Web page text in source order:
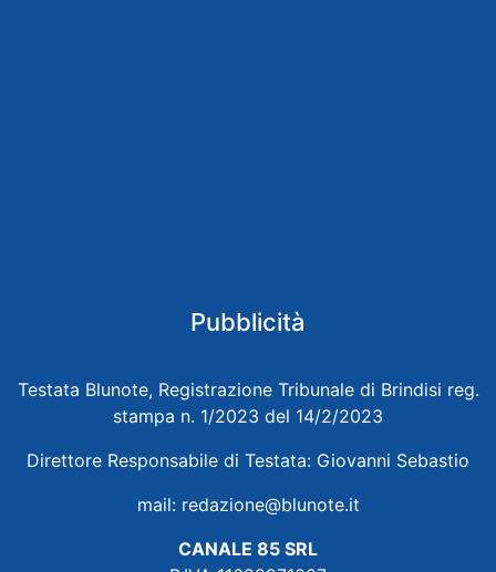
Pubblicità
Testata Blunote, Registrazione Tribunale di Brindisi reg.
stampa n. 1/2023 del 14/2/2023
Direttore Responsabile di Testata: Giovanni Sebastio
mail: redazione@blunote.it
CANALE 85 SRL